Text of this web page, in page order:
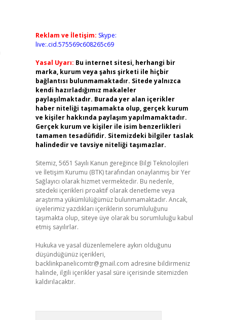
Reklam ve İletişim: Skype:
live:.cid.575569c608265c69
Yasal Uyarı: Bu internet sitesi, herhangi bir
marka, kurum veya şahıs şirketi ile hiçbir
bağlantısı bulunmamaktadır. Sitede yalnızca
kendi hazırladığımız makaleler
paylaşılmaktadır. Burada yer alan içerikler
haber niteliği taşımamakta olup, gerçek kurum
ve kişiler hakkında paylaşım yapılmamaktadır.
Gerçek kurum ve kişiler ile isim benzerlikleri
tamamen tesadüfidir. Sitemizdeki bilgiler taslak
halindedir ve tavsiye niteliği taşımazlar.
Sitemiz, 5651 Sayılı Kanun gereğince Bilgi Teknolojileri
ve İletişim Kurumu (BTK) tarafından onaylanmış bir Yer
Sağlayıcı olarak hizmet vermektedir. Bu nedenle,
sitedeki içerikleri proaktif olarak denetleme veya
araştırma yükümlülüğümüz bulunmamaktadır. Ancak,
üyelerimiz yazdıkları içeriklerin sorumluluğunu
taşımakta olup, siteye üye olarak bu sorumluluğu kabul
etmiş sayılırlar.
Hukuka ve yasal düzenlemelere aykırı olduğunu
düşündüğünüz içerikleri,
backlinkpanelicomtr@gmail.com adresine bildirmeniz
halinde, ilgili içerikler yasal süre içerisinde sitemizden
kaldırılacaktır.